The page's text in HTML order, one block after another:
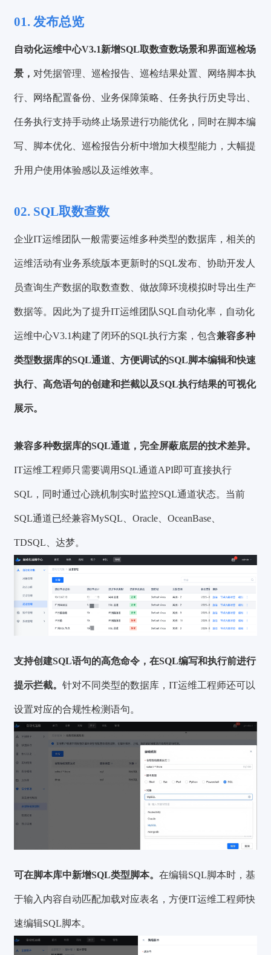
01. 发布总览
自动化运维中心V3.1新增SQL取数查数场景和界面巡检场
景， 对凭据管理、巡检报告、巡检结果处置、网络脚本执
行、网络配置备份、业务保障策略、任务执行历史导出、
任务执行支持手动终止场景进行功能优化，同时在脚本编
写、脚本优化、巡检报告分析中增加大模型能力，大幅提
升用户使用体验感以及运维效率。
02. SQL取数查数
企业IT运维团队一般需要运维多种类型的数据库，相关的
运维活动有业务系统版本更新时的SQL发布、协助开发人
员查询生产数据的取数查数、做故障环境模拟时导出生产
数据等。因此为了提升IT运维团队SQL自动化率，自动化
运维中心V3.1构建了闭环的SQL执行方案，包含兼容多种
类型数据库的SQL通道、方便调试的SQL脚本编辑和快速
执行、高危语句的创建和拦截以及SQL执行结果的可视化
展示。
兼容多种数据库的SQL通道，完全屏蔽底层的技术差异。
IT运维工程师只需要调用SQL通道API即可直接执行
SQL，同时通过心跳机制实时监控SQL通道状态。当前
SQL通道已经兼容MySQL、Oracle、OceanBase、
TDSQL、达梦。
支持创建SQL语句的高危命令，在SQL编写和执行前进行
提示拦截。针对不同类型的数据库，IT运维工程师还可以
设置对应的合规性检测语句。
可在脚本库中新增SQL类型脚本。在编辑SQL脚本时，基
于输入内容自动匹配加载对应表名，方便IT运维工程师快
速编辑SQL脚本。